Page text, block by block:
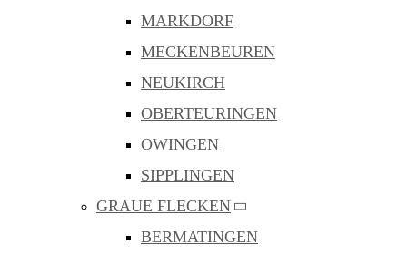
MARKDORF
MECKENBEUREN
NEUKIRCH
OBERTEURINGEN
OWINGEN
SIPPLINGEN
GRAUE FLECKEN
BERMATINGEN